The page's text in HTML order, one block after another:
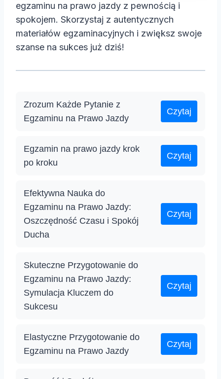
egzaminu na prawo jazdy z pewnością i
spokojem. Skorzystaj z autentycznych
materiałów egzaminacyjnych i zwiększ swoje
szanse na sukces już dziś!
Zrozum Każde Pytanie z
Egzaminu na Prawo Jazdy
Czytaj
Egzamin na prawo jazdy krok
po kroku
Czytaj
Efektywna Nauka do
Egzaminu na Prawo Jazdy:
Oszczędność Czasu i Spokój
Ducha
Czytaj
Skuteczne Przygotowanie do
Egzaminu na Prawo Jazdy:
Symulacja Kluczem do
Sukcesu
Czytaj
Elastyczne Przygotowanie do
Egzaminu na Prawo Jazdy
Czytaj